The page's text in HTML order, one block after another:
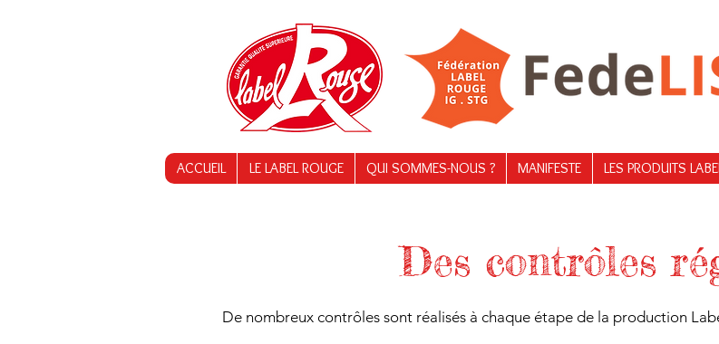
ACCUEIL LE LABEL ROUGE QUI SOMMES-NOUS ? MANIFESTE LES PRODUITS
Des contrôles
De nombreux contrôles sont réalisés à chaque étape de la production